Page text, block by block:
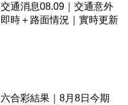
交通消息08.09｜交通意外
即時＋路面情況｜實時更新
六合彩結果｜8月8日今期